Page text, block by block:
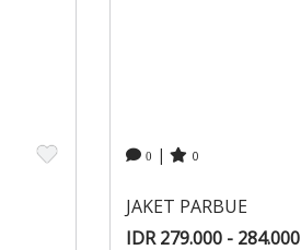
0 | 0
JAKET PARBUE
IDR 279.000 - 284.000